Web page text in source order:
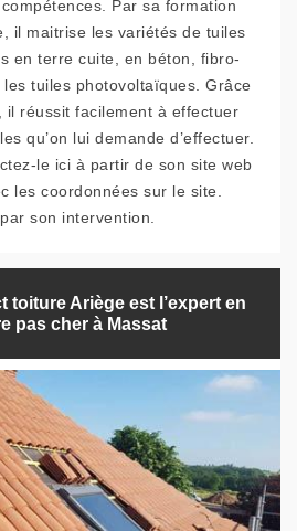
Par sa formation
il maitrise les variétés de tuiles
en terre cuite, en béton, fibro-
tuiles photovoltaïques. Grâce
il réussit facilement à effectuer
qu’on lui demande d’effectuer.
le ici à partir de son site web
les coordonnées sur le site.
son intervention.
toiture Ariège est l’expert en
pas cher à Massat